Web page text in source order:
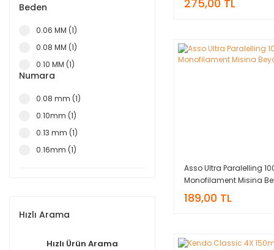
0.40MM (1)
Beden
0.06 MM (1)
0.08 MM (1)
0.10 MM (1)
Numara
0.08 mm (1)
0.10mm (1)
0.13 mm (1)
0.16mm (1)
Hızlı Arama
Hızlı Ürün Arama
275,00 TL
Asso Ultra Paralelling
Monofilament Misina
189,00 TL